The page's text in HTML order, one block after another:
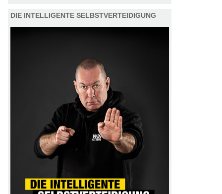
DIE INTELLIGENTE SELBSTVERTEIDIGUNG